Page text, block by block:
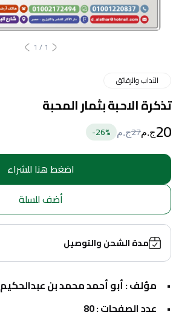
1
/
1
الآداب والرقائق
تذكرة الاحبة بثمار المحبة
20ج.م27ج.م 26%-
اضغط هنا للشراء
أضف للسلة
مدة الشحن والتوصيل
مؤلف : أبو أحمد محمد بن عبدالحكيم
عدد الصفحات : 80